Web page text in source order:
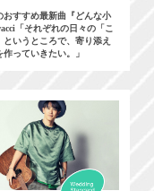
おすすめ最新曲『どんな小
「それぞれの日々の「こ
というところで、寄り添え
作っていきたい。」